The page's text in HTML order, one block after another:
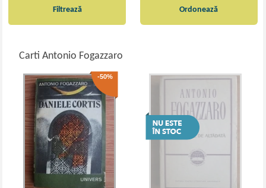
Filtrează
Carti Antonio Fogazzaro
Ordonează
-50%